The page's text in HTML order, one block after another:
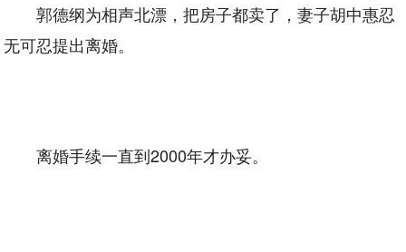
郭德纲为相声北漂，把房子都卖了，妻子胡中惠忍
无可忍提出离婚。
离婚手续一直到2000年才办妥。